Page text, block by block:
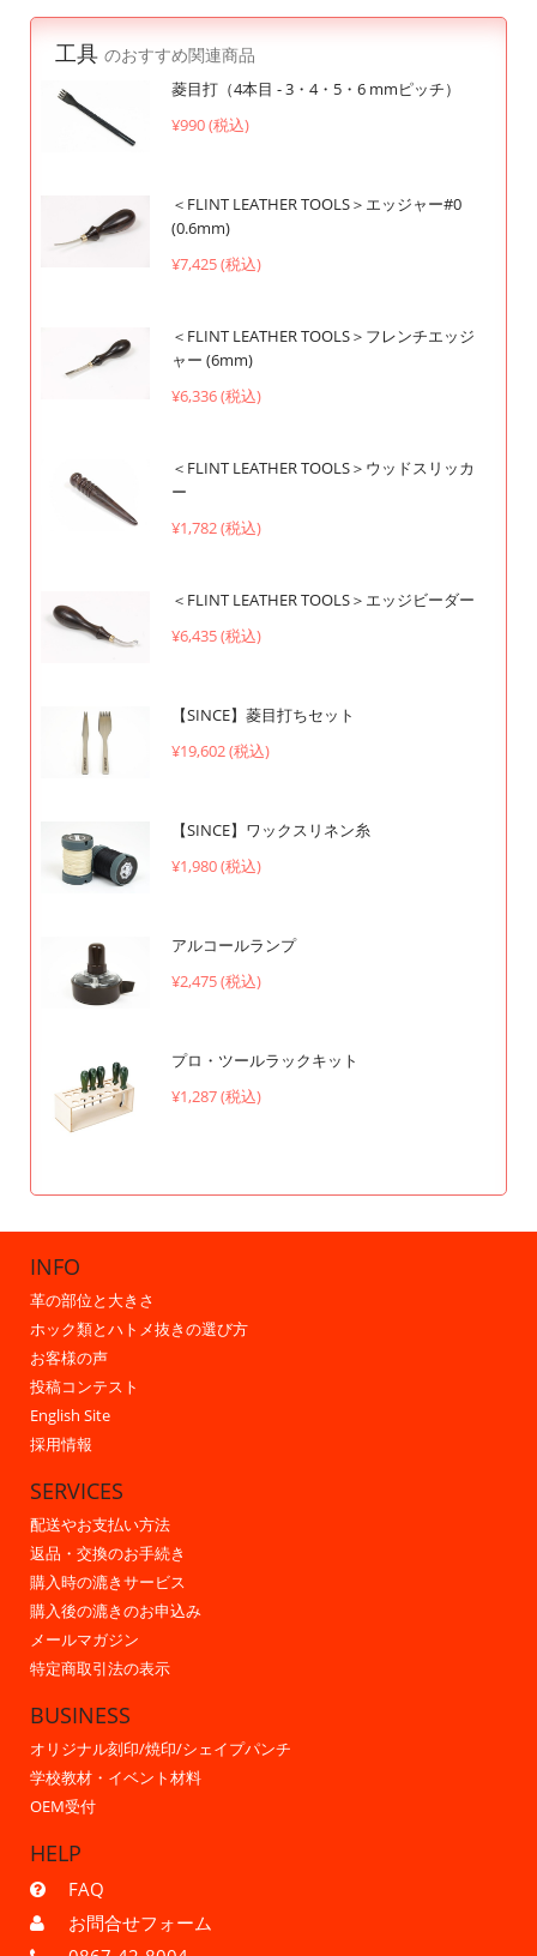
工具 のおすすめ関連商品
菱目打（4本目 - 3・4・5・6 mmピッチ）
¥990 (税込)
＜FLINT LEATHER TOOLS＞エッジャー#0
(0.6mm)
¥7,425 (税込)
＜FLINT LEATHER TOOLS＞フレンチエッジ
ャー (6mm)
¥6,336 (税込)
＜FLINT LEATHER TOOLS＞ウッドスリッカ
ー
¥1,782 (税込)
＜FLINT LEATHER TOOLS＞エッジビーダー
¥6,435 (税込)
【SINCE】菱目打ちセット
¥19,602 (税込)
【SINCE】ワックスリネン糸
¥1,980 (税込)
アルコールランプ
¥2,475 (税込)
プロ・ツールラックキット
¥1,287 (税込)
INFO
革の部位と大きさ
ホック類とハトメ抜きの選び方
お客様の声
投稿コンテスト
English Site
採用情報
SERVICES
配送やお支払い方法
返品・交換のお手続き
購入時の漉きサービス
購入後の漉きのお申込み
メールマガジン
特定商取引法の表示
BUSINESS
オリジナル刻印/焼印/シェイプパンチ
学校教材・イベント材料
OEM受付
HELP
FAQ
お問合せフォーム